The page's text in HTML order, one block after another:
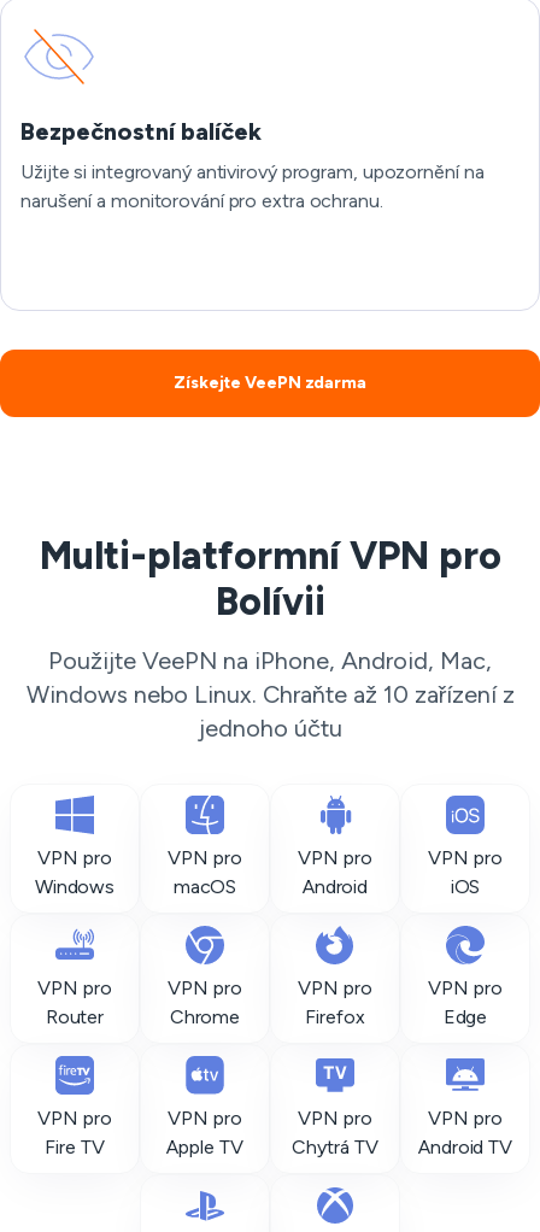
Bezpečnostní balíček
Užijte si integrovaný antivirový program, upozornění na
narušení a monitorování pro extra ochranu.
Získejte VeePN zdarma
Multi-platformní VPN pro
Bolívii
Použijte VeePN na iPhone, Android, Mac,
Windows nebo Linux. Chraňte až 10 zařízení z
jednoho účtu
VPN pro
Windows
VPN pro
macOS
VPN pro
Android
VPN pro
iOS
VPN pro
Router
VPN pro
Chrome
VPN pro
Firefox
VPN pro
Edge
VPN pro
Fire TV
VPN pro
Apple TV
VPN pro
Chytrá TV
VPN pro
Android TV